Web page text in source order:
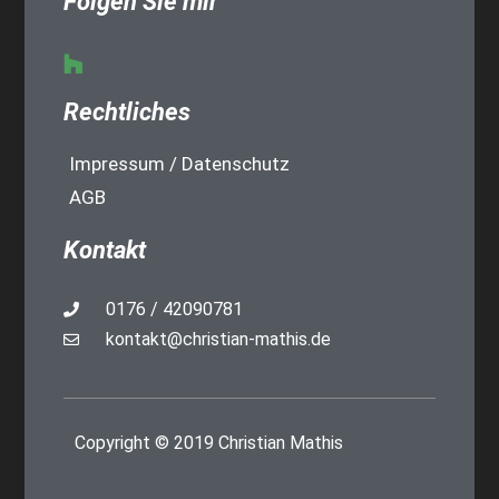
Rechtliches
Impressum / Datenschutz
AGB
Kontakt
0176 / 42090781
kontakt@christian-mathis.de
Copyright © 2019 Christian Mathis